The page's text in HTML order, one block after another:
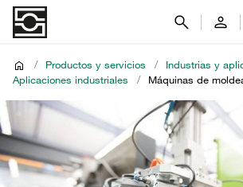
/ Productos y servicios / Industrias y
Aplicaciones industriales
/ Máquinas de